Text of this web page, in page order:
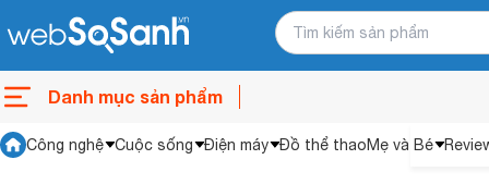
Danh mục sản phẩm
Công nghệ Cuộc sống Điện máy Đồ thể thaoMẹ và Bé